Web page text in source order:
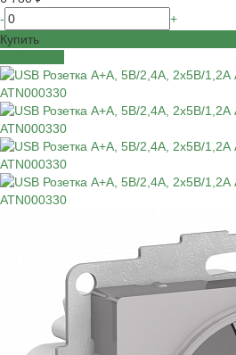
-
+
Купить